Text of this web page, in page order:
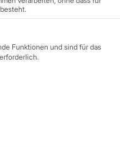
die eine Einwilligung
Funktionen und sind für das